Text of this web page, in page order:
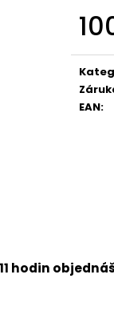
cena:
EAN:
hodin